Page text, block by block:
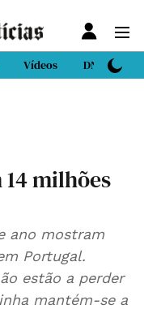
Vídeos DN Sport
milhões
ano mostram
Portugal.
estão a perder
mantém-se a